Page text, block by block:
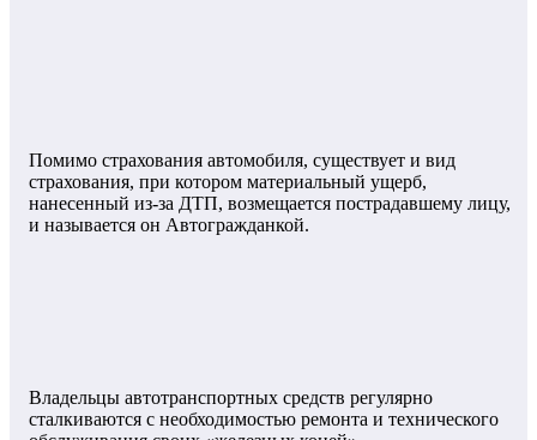
Помимо страхования автомобиля, существует и вид
страхования, при котором материальный ущерб,
нанесенный из-за ДТП, возмещается пострадавшему лицу,
и называется он Автогражданкой.
Владельцы автотранспортных средств регулярно
сталкиваются с необходимостью ремонта и технического